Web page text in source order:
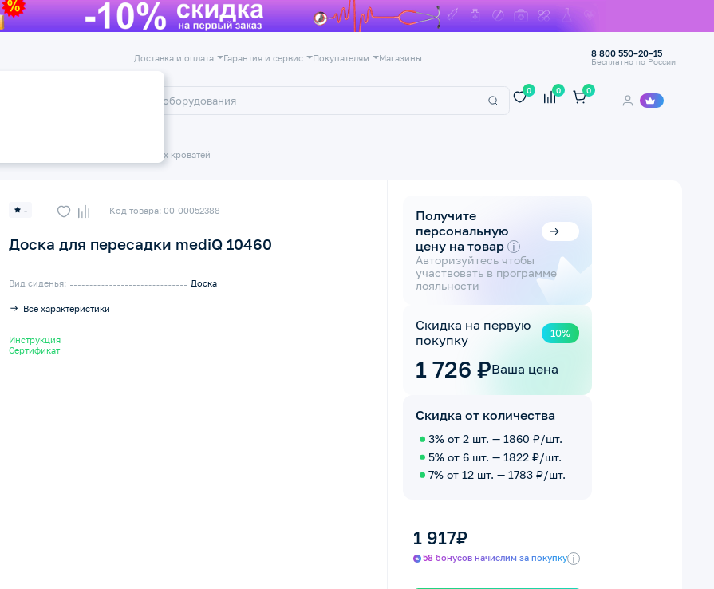
Доставка и оплата Гарантия и сервис Покупателям Магазины 8 800 550–20–15
Бесплатно по России
0 0 0
Приспособления для медицинских кроватей
- Код товара: 00-00052388
Доска для пересадки mediQ 10460
Вид сиденья: Доска
Все характеристики
Инструкция
Сертификат
Получите
персональную
цену на товар i
Авторизуйтесь чтобы
участвовать в программе
лояльности
Скидка на первую
покупку
10%
1 726 ₽Ваша цена
Скидка от количества
3% от 2 шт. — 1860 ₽/шт.
5% от 6 шт. — 1822 ₽/шт.
7% от 12 шт. — 1783 ₽/шт.
1 917₽
58 бонусов начислим за покупку i